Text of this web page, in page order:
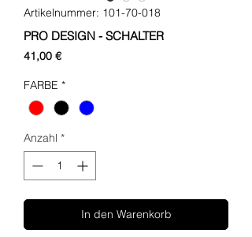
Artikelnummer: 101-70-018
PRO DESIGN - SCHALTER
41,00 €Preis
FARBE *
Anzahl *
In den Warenkorb